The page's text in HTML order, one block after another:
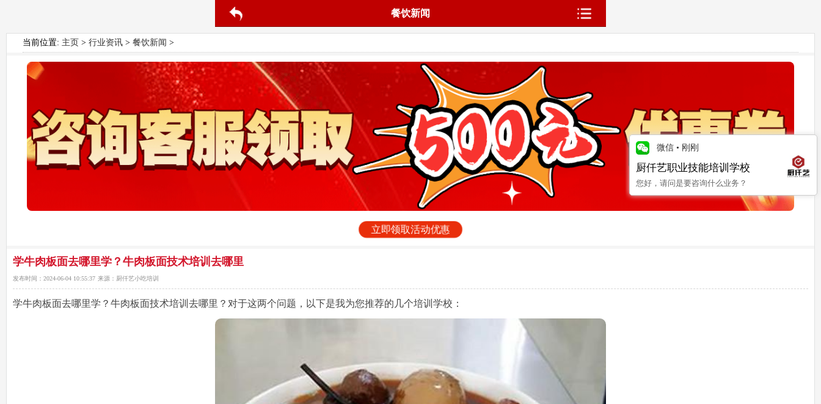
餐饮新闻
当前位置: 主页 >行业资讯 >餐饮新闻 >
立即领取活动优惠
学牛肉板面去哪里学？牛肉板面技术培训去哪里
发布时间： 2024-06-04 10:55:37 来源： 厨仟艺小吃培训
学牛肉板面去哪里学 ？牛肉板面技术培训去哪里？对于这两个问题，以下是我为您推荐的几个培训学校：
微信 • 刚刚
厨仟艺职业技能培训学校
您好，请问是要咨询什么业务？